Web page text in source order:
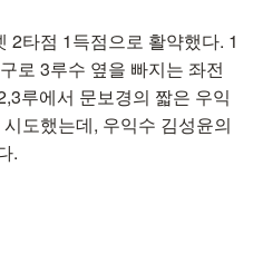
2타점 1득점으로 활약했다. 1
로 3루수 옆을 빠지는 좌전
루에서 문보경의 짧은 우익
도했는데, 우익수 김성윤의
.